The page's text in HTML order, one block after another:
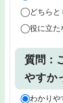
どちらと
役に立た
質問：
やすか
わかりや